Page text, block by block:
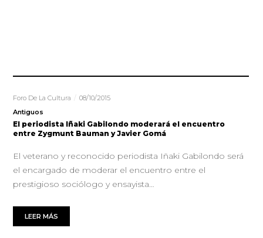
Foro De La Cultura
08/10/2015
Antiguos
El periodista Iñaki Gabilondo moderará el encuentro
entre Zygmunt Bauman y Javier Gomá
El veterano y reconocido periodista Iñaki Gabilondo será
el encargado de moderar el encuentro entre el
prestigioso sociólogo y ensayista…
LEER MÁS